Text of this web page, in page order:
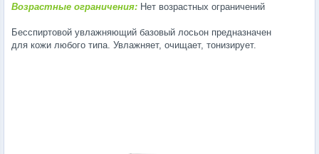
Возрастные ограничения: Нет возрастных ограничений
Бесспиртовой увлажняющий базовый лосьон предназначен
для кожи любого типа. Увлажняет, очищает, тонизирует.